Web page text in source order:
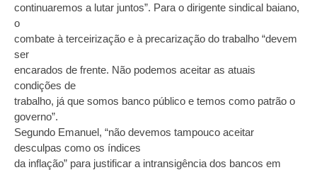
continuaremos a lutar juntos”. Para o dirigente sindical baiano,
o
combate à terceirização e à precarização do trabalho “devem
ser
encarados de frente. Não podemos aceitar as atuais
condições de
trabalho, já que somos banco público e temos como patrão o
governo”.
Segundo Emanuel, “não devemos tampouco aceitar
desculpas como os índices
da inflação” para justificar a intransigência dos bancos em